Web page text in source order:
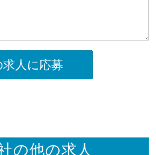
求人に応募
の他の求人